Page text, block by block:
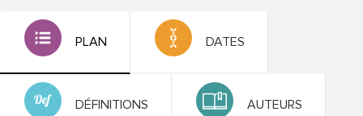
FICHES DE COURS
PLAN DATES
DÉFINITIONS AUTEURS